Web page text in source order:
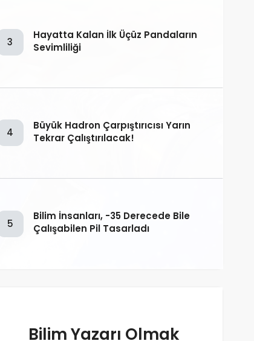
3
Hayatta Kalan İlk Üçüz Pandaların
Sevimliliği
4
Büyük Hadron Çarpıştırıcısı Yarın
Tekrar Çalıştırılacak!
5
Bilim İnsanları, -35 Derecede Bile
Çalışabilen Pil Tasarladı
Bilim Yazarı Olmak